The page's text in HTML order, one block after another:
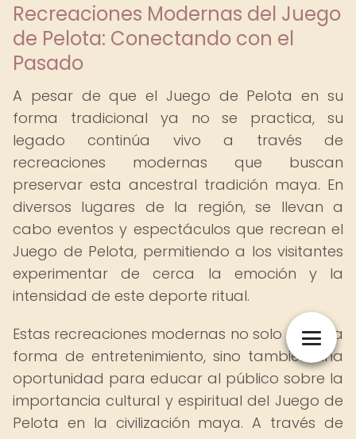
Recreaciones Modernas del Juego
de Pelota: Conectando con el
Pasado
A pesar de que el Juego de Pelota en su
forma tradicional ya no se practica, su
legado continúa vivo a través de
recreaciones modernas que buscan
preservar esta ancestral tradición maya. En
diversos lugares de la región, se llevan a
cabo eventos y espectáculos que recrean el
Juego de Pelota, permitiendo a los visitantes
experimentar de cerca la emoción y la
intensidad de este deporte ritual.
Estas recreaciones modernas no solo son una
forma de entretenimiento, sino también una
oportunidad para educar al público sobre la
importancia cultural y espiritual del Juego de
Pelota en la civilización maya. A través de